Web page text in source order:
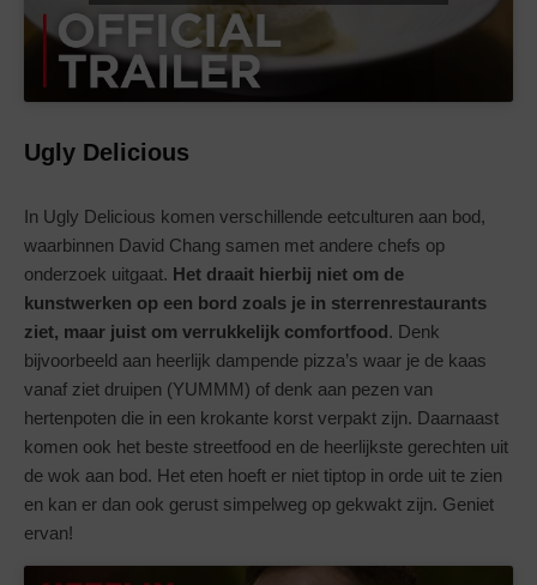
Ugly Delicious
In Ugly Delicious komen verschillende eetculturen aan bod,
waarbinnen David Chang samen met andere chefs op
onderzoek uitgaat. Het draait hierbij niet om de
kunstwerken op een bord zoals je in sterrenrestaurants
ziet, maar juist om verrukkelijk comfortfood. Denk
bijvoorbeeld aan heerlijk dampende pizza’s waar je de kaas
vanaf ziet druipen (YUMMM) of denk aan pezen van
hertenpoten die in een krokante korst verpakt zijn. Daarnaast
komen ook het beste streetfood en de heerlijkste gerechten uit
de wok aan bod. Het eten hoeft er niet tiptop in orde uit te zien
en kan er dan ook gerust simpelweg op gekwakt zijn. Geniet
ervan!